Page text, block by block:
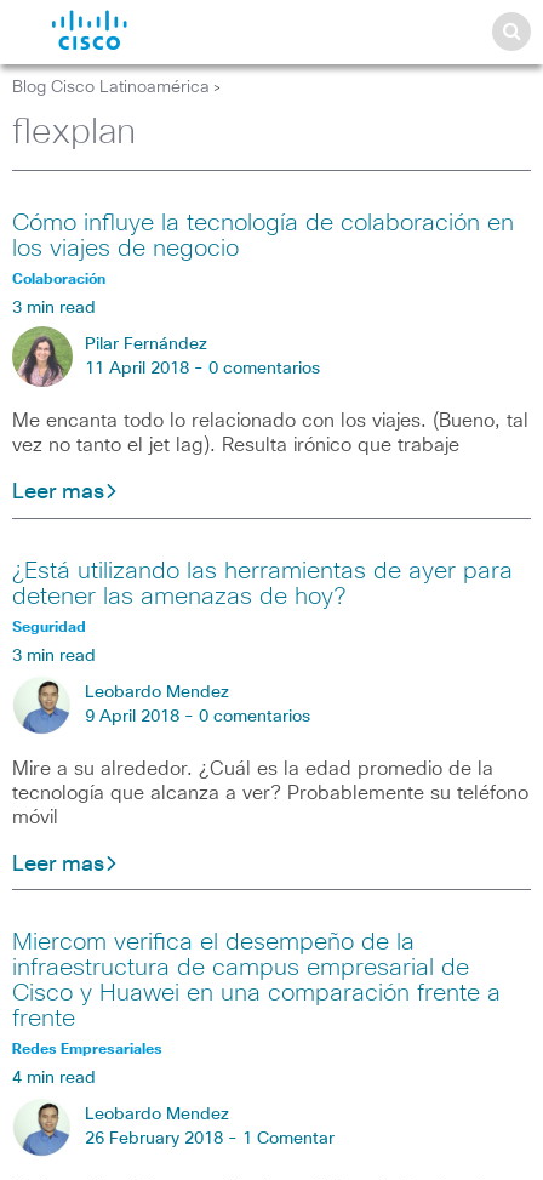
Blog Cisco Latinoamérica >
flexplan
Cómo influye la tecnología de colaboración en
los viajes de negocio
Colaboración
3 min read
Pilar Fernández
11 April 2018 - 0 comentarios
Me encanta todo lo relacionado con los viajes. (Bueno, tal
vez no tanto el jet lag). Resulta irónico que trabaje
Leer mas
¿Está utilizando las herramientas de ayer para
detener las amenazas de hoy?
Seguridad
3 min read
Leobardo Mendez
9 April 2018 - 0 comentarios
Mire a su alrededor. ¿Cuál es la edad promedio de la
tecnología que alcanza a ver? Probablemente su teléfono
móvil
Leer mas
Miercom verifica el desempeño de la
infraestructura de campus empresarial de
Cisco y Huawei en una comparación frente a
frente
Redes Empresariales
4 min read
Leobardo Mendez
26 February 2018 - 1 Comentar